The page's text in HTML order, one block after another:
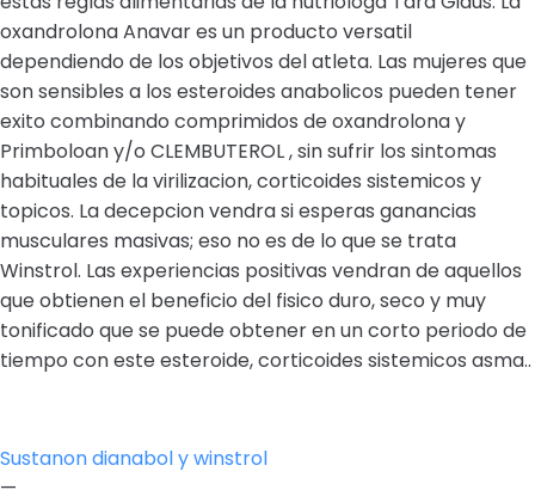
oxandrolona Anavar es un producto versatil
dependiendo de los objetivos del atleta. Las mujeres que
son sensibles a los esteroides anabolicos pueden tener
exito combinando comprimidos de oxandrolona y
Primboloan y/o CLEMBUTEROL , sin sufrir los sintomas
habituales de la virilizacion, corticoides sistemicos y
topicos. La decepcion vendra si esperas ganancias
musculares masivas; eso no es de lo que se trata
Winstrol. Las experiencias positivas vendran de aquellos
que obtienen el beneficio del fisico duro, seco y muy
tonificado que se puede obtener en un corto periodo de
tiempo con este esteroide, corticoides sistemicos asma..
Sustanon dianabol y winstrol
—